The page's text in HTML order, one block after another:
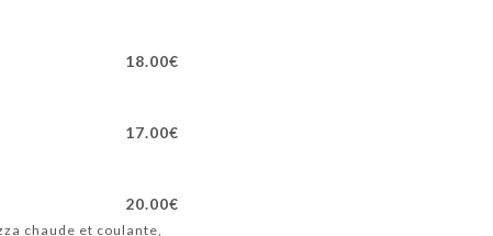
18.00€
17.00€
20.00€
chaude et coulante,